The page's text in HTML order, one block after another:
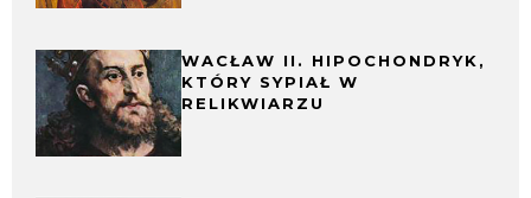
WACŁAW II. HIPOCHONDRYK,
KTÓRY SYPIAŁ W
RELIKWIARZU